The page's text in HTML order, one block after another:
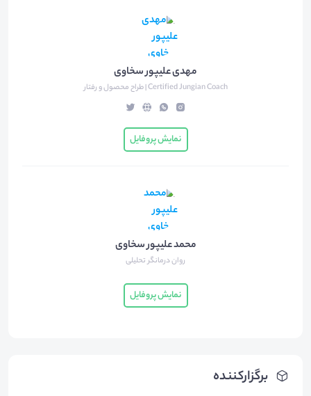
برگزارکننده
مهدی علیپور سخاوی
Certified Jungian Coach | طراح محصول و رفتار
نمایش پروفایل
محمد علیپور سخاوی
روان درمانگر تحلیلی
نمایش پروفایل